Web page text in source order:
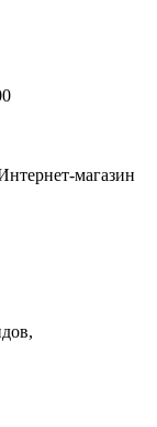
магазин